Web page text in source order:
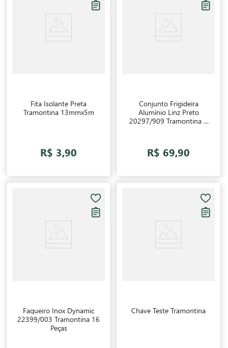
Fita Isolante Preta
Tramontina 13mmx5m
R$ 3,90
Conjunto Frigideira
Alumínio Linz Preto
20297/909 Tramontina 3
R$ 69,90
Faqueiro Inox Dynamic
22399/003 Tramontina 16
Peças
Chave Teste Tramontina